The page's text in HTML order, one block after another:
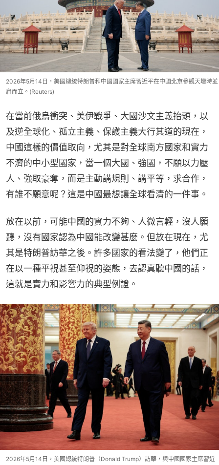
2026年5月14日，美國總統特朗普和中國國家主席習近平在中國北京參觀天壇時並
肩而立。(Reuters)
在當前俄烏衝突、美伊戰爭、大國沙文主義抬頭，以
及逆全球化、孤立主義、保護主義大行其道的現在，
中國這樣的價值取向，尤其是對全球南方國家和實力
不濟的中小型國家，當一個大國、強國，不願以力壓
人、強取豪奪，而是主動講規則、講平等，求合作，
有誰不願意呢？這是中國最想讓全球看清的一件事。
放在以前，可能中國的實力不夠、人微言輕，沒人願
聽，沒有國家認為中國能改變甚麼。但放在現在，尤
其是特朗普訪華之後。許多國家的看法變了，他們正
在以一種平視甚至仰視的姿態，去認真聽中國的話，
這就是實力和影響力的典型例證。
2026年5月14日，美國總統特朗普（Donald Trump）訪華，與中國國家主席習近